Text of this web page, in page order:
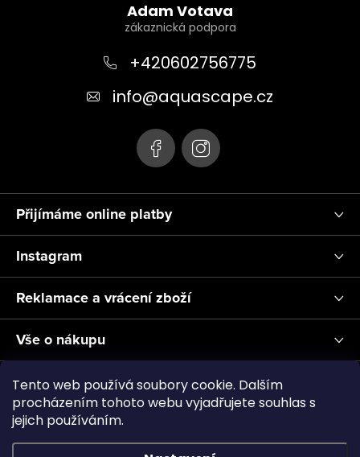
Tento web používá soubory cookie. Dalším
procházením tohoto webu vyjadřujete souhlas s
jejich používáním.
Přijímáme online platby
Adam Votava
+420602756775
info@aquascape.cz
Instagram
Reklamace a vrácení zboží
Vše o nákupu
Informace pro Vás
Realizace a servis akvárií ↗